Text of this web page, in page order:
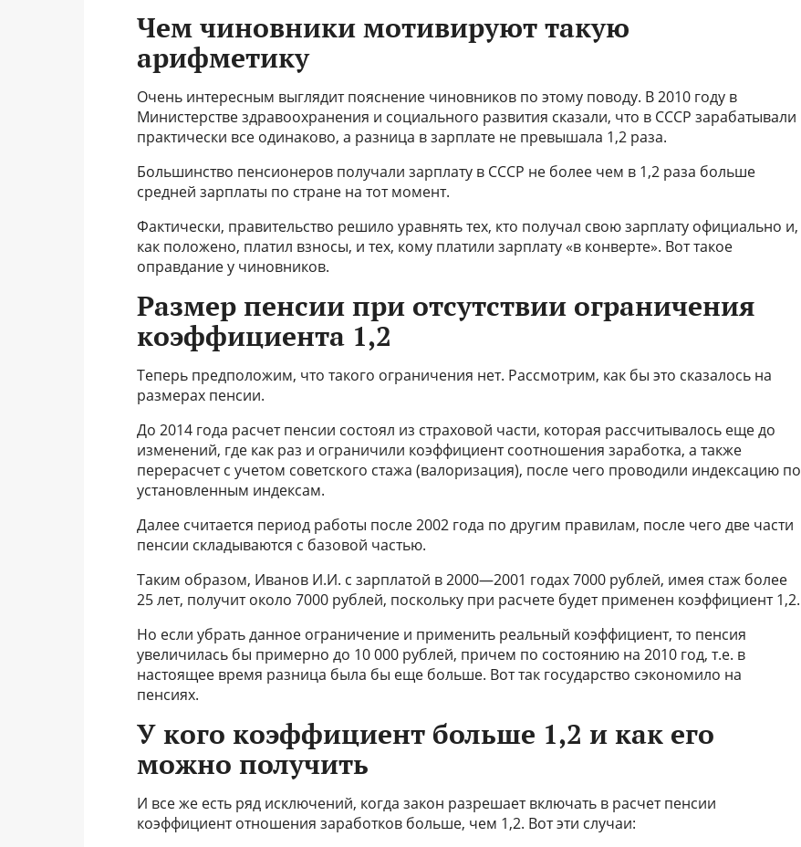
Чем чиновники мотивируют такую
арифметику
Очень интересным выглядит пояснение чиновников по этому поводу. В 2010 году в
Министерстве здравоохранения и социального развития сказали, что в СССР зарабатывали
практически все одинаково, а разница в зарплате не превышала 1,2 раза.
Большинство пенсионеров получали зарплату в СССР не более чем в 1,2 раза больше
средней зарплаты по стране на тот момент.
Фактически, правительство решило уравнять тех, кто получал свою зарплату официально и,
как положено, платил взносы, и тех, кому платили зарплату «в конверте». Вот такое
оправдание у чиновников.
Размер пенсии при отсутствии ограничения
коэффициента 1,2
Теперь предположим, что такого ограничения нет. Рассмотрим, как бы это сказалось на
размерах пенсии.
До 2014 года расчет пенсии состоял из страховой части, которая рассчитывалось еще до
изменений, где как раз и ограничили коэффициент соотношения заработка, а также
перерасчет с учетом советского стажа (валоризация), после чего проводили индексацию по
установленным индексам.
Далее считается период работы после 2002 года по другим правилам, после чего две части
пенсии складываются с базовой частью.
Таким образом, Иванов И.И. с зарплатой в 2000—2001 годах 7000 рублей, имея стаж более
25 лет, получит около 7000 рублей, поскольку при расчете будет применен коэффициент 1,2.
Но если убрать данное ограничение и применить реальный коэффициент, то пенсия
увеличилась бы примерно до 10 000 рублей, причем по состоянию на 2010 год, т.е. в
настоящее время разница была бы еще больше. Вот так государство сэкономило на
пенсиях.
У кого коэффициент больше 1,2 и как его
можно получить
И все же есть ряд исключений, когда закон разрешает включать в расчет пенсии
коэффициент отношения заработков больше, чем 1,2. Вот эти случаи: